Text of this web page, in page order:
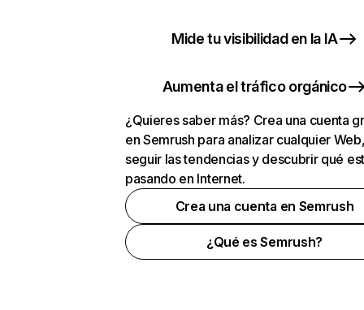
Mide tu visibilidad en la IA
Aumenta el tráfico orgánico
¿Quieres saber más? Crea una cuenta
en Semrush para analizar cualquier
seguir las tendencias y descubrir qué
pasando en Internet.
Crea una cuenta en Semrush
¿Qué es Semrush?